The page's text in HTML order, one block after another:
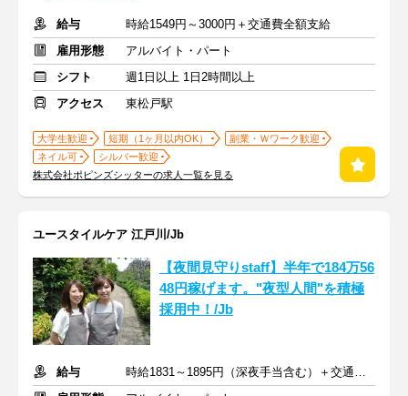
給与
時給1549円～3000円＋交通費全額支給
雇用形態
アルバイト・パート
シフト
週1日以上 1日2時間以上
アクセス
東松戸駅
大学生歓迎 短期（1ヶ月以内OK）
副業・Ｗワーク歓迎
ネイル可
シルバー歓迎
株式会社ポピンズシッターの求人一覧を見る
ユースタイルケア 江戸川/Jb
【夜間見守りstaff】半年で184万56
48円稼げます。"夜型人間"を積極
採用中！/Jb
給与
時給1831～1895円（深夜手当含む）＋交通費支給